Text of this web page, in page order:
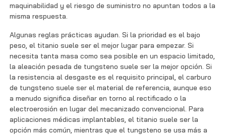
maquinabilidad y el riesgo de suministro no apuntan todos a la
misma respuesta.
Algunas reglas prácticas ayudan. Si la prioridad es el bajo
peso, el titanio suele ser el mejor lugar para empezar. Si
necesita tanta masa como sea posible en un espacio limitado,
la aleación pesada de tungsteno suele ser la mejor opción. Si
la resistencia al desgaste es el requisito principal, el carburo
de tungsteno suele ser el material de referencia, aunque eso
a menudo significa diseñar en torno al rectificado o la
electroerosión en lugar del mecanizado convencional. Para
aplicaciones médicas implantables, el titanio suele ser la
opción más común, mientras que el tungsteno se usa más a